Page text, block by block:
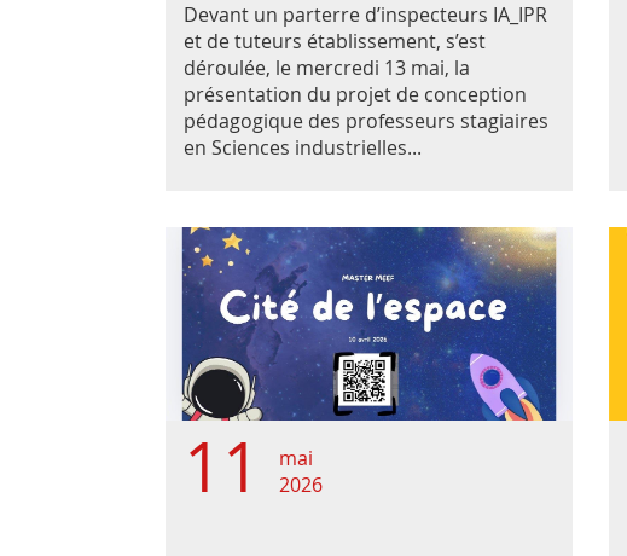
Devant un parterre d’inspecteurs IA_IPR
et de tuteurs établissement, s’est
déroulée, le mercredi 13 mai, la
présentation du projet de conception
pédagogique des professeurs stagiaires
en Sciences industrielles...
11
mai
2026